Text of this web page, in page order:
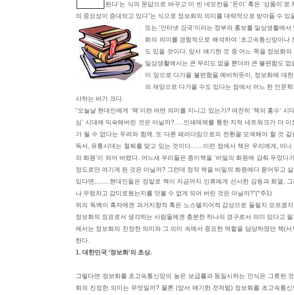
된다’는 식의 문답으로 바꾸고 이 빈 네모칸을 ‘돈이’ 혹은 ‘상품이’
의 중요성이 증대되고 있다”는 식으로 정보화의 의미를 대략적으로 받아들 수 있
또는 ‘인터넷 강국’이라는 정부의 홍보를 일상생활에
화의 의미를 경험적으로 해석하여 ‘초고속통신망이나
도 있을 것이다. 앞서 얘기한 것 중 어느 쪽을 정보화
일상생활에서는 큰 무리도 없을 뿐더러 큰 불편함도
이 앞으로 다가올 불편함을 예비하듯이, 정보화에 대
의 재앙으로 다가올 수도 있다는 점에서 어느 한 인문
사하는 바가 크다.
“오늘날 현대인에게 ‘책’이란 어떤 의미를 지니고 있는가? 여전히 ‘책의 홍수’ 시
심’ 시대에 익숙해버린 것은 아닐까?......인쇄매체를 통한 지적 네트워크가 더
가 될 수 없다는 우려와 함께, 또 다른 패러다임으로의 전환을 모색해야 할 것
독서, 유통시대는 철퇴를 맞고 있는 것이다........이런 점에서 책은 우리에게, 아
의 화원’이 되어 버렸다. 어느새 우리들은 종이책을 ‘비밀의 화원에 감춰 두었다
정도로만 여기게 된 것은 아닐까? 그런데 정작 책을 비밀의 화원에다 묻어두고
있다면,.........현대인들은 정말로 책이 지금까지 인류에게 선사한 감동과 희열,
나 우렁차고 감미로웠는지를 맛볼 수 없게 되어 버린 것은 아닐까?”(*주1)
위의 독백이 혹자에겐 과거지향적 혹은 노스텔지어적 감상으로 들릴지 모르겠
정보화의 징표로서 생각하는 사람들에겐 충분한 하나의 경구로서 의미 있다고
에서는 정보화의 진정한 의미와 그 의미 속에서 중요한 역할을 담당하였던 책(
한다.
1. 대한민국 ‘정보화’의 초상.
그렇다면 정보화를 초고속통신망의 높은 보급률과 동일시하는 인식은 그릇된
화의 진정한 의미는 무엇일까? 물론 (앞서 얘기한 것처럼) 정보화를 초고속통